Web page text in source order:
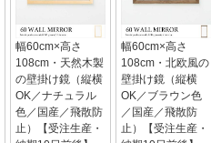
幅60cm×高さ
108cm・天然木製
の壁掛け鏡（縦横
OK／ナチュラル
色／国産／飛散防
止）【受注生産・
幅60cm×高さ
108cm・北欧風の
壁掛け鏡（縦横
OK／ブラウン色
／国産／飛散防
止）【受注生産・